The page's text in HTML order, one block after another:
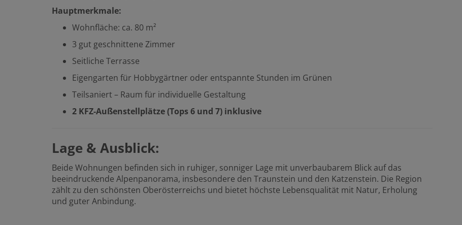
Hauptmerkmale:
Wohnfläche: ca. 80 m²
3 gut geschnittene Zimmer
Seitliche Terrasse
Eigengarten für Hobbygärtner oder entspannte Stunden im Grünen
Teilsaniert – Raum für individuelle Gestaltung
2 KFZ-Außenstellplätze (Tops 6 und 7) inklusive
Lage & Ausblick:
Beide Wohnungen befinden sich in ruhiger, sonniger Lage mit unverbaubarem Blick auf das
beeindruckende Alpenpanorama, insbesondere den Traunstein und den Katzenstein. Die Region
zählt zu den schönsten Oberösterreichs und bietet höchste Lebensqualität mit Natur, Erholung
und guter Anbindung.